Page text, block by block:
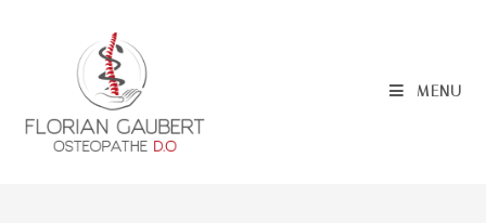
MENU